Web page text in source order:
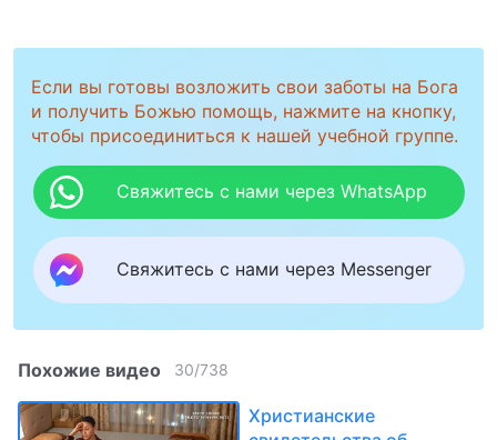
Если вы готовы возложить свои заботы на Бога
и получить Божью помощь, нажмите на кнопку,
чтобы присоединиться к нашей учебной группе.
Свяжитесь с нами через WhatsApp
Свяжитесь с нами через Messenger
Похожие видео 30/738
Христианские